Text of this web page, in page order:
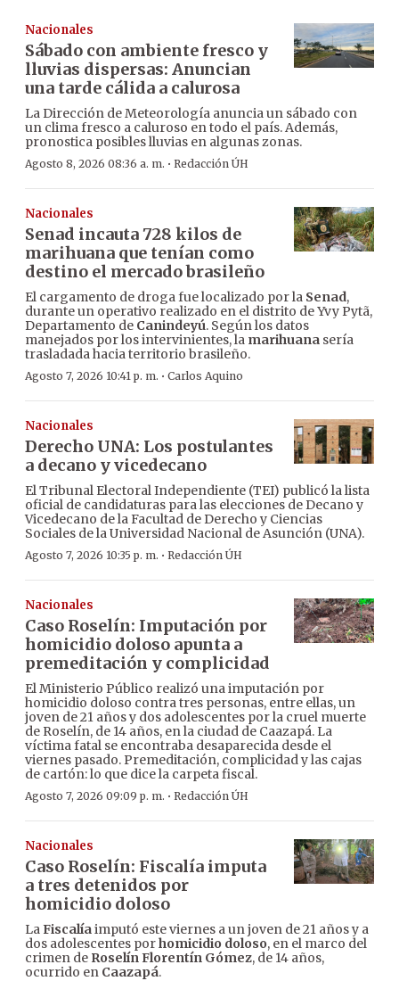
Nacionales
Sábado con ambiente fresco y
lluvias dispersas: Anuncian
una tarde cálida a calurosa
La Dirección de Meteorología anuncia un sábado con
un clima fresco a caluroso en todo el país. Además,
pronostica posibles lluvias en algunas zonas.
Agosto 8, 2026 08:36 a. m. · Redacción ÚH
Nacionales
Senad incauta 728 kilos de
marihuana que tenían como
destino el mercado brasileño
El cargamento de droga fue localizado por la Senad,
durante un operativo realizado en el distrito de Yvy Pytã,
Departamento de Canindeyú. Según los datos
manejados por los intervinientes, la marihuana sería
trasladada hacia territorio brasileño.
Agosto 7, 2026 10:41 p. m. · Carlos Aquino
Nacionales
Derecho UNA: Los postulantes
a decano y vicedecano
El Tribunal Electoral Independiente (TEI) publicó la lista
oficial de candidaturas para las elecciones de Decano y
Vicedecano de la Facultad de Derecho y Ciencias
Sociales de la Universidad Nacional de Asunción (UNA).
Agosto 7, 2026 10:35 p. m. · Redacción ÚH
Nacionales
Caso Roselín: Imputación por
homicidio doloso apunta a
premeditación y complicidad
El Ministerio Público realizó una imputación por
homicidio doloso contra tres personas, entre ellas, un
joven de 21 años y dos adolescentes por la cruel muerte
de Roselín, de 14 años, en la ciudad de Caazapá. La
víctima fatal se encontraba desaparecida desde el
viernes pasado. Premeditación, complicidad y las cajas
de cartón: lo que dice la carpeta fiscal.
Agosto 7, 2026 09:09 p. m. · Redacción ÚH
Nacionales
Caso Roselín: Fiscalía imputa
a tres detenidos por
homicidio doloso
LaFiscalíaimputó este viernes a un joven de 21 años y a
dos adolescentes porhomicidio doloso, en el marco del
crimen de Roselín Florentín Gómez, de 14 años,
ocurrido en Caazapá.